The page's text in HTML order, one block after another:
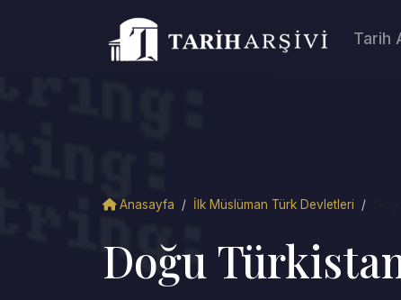
Tarih
Anasayfa / İlk Müslüman Türk Devletleri /
Doğu